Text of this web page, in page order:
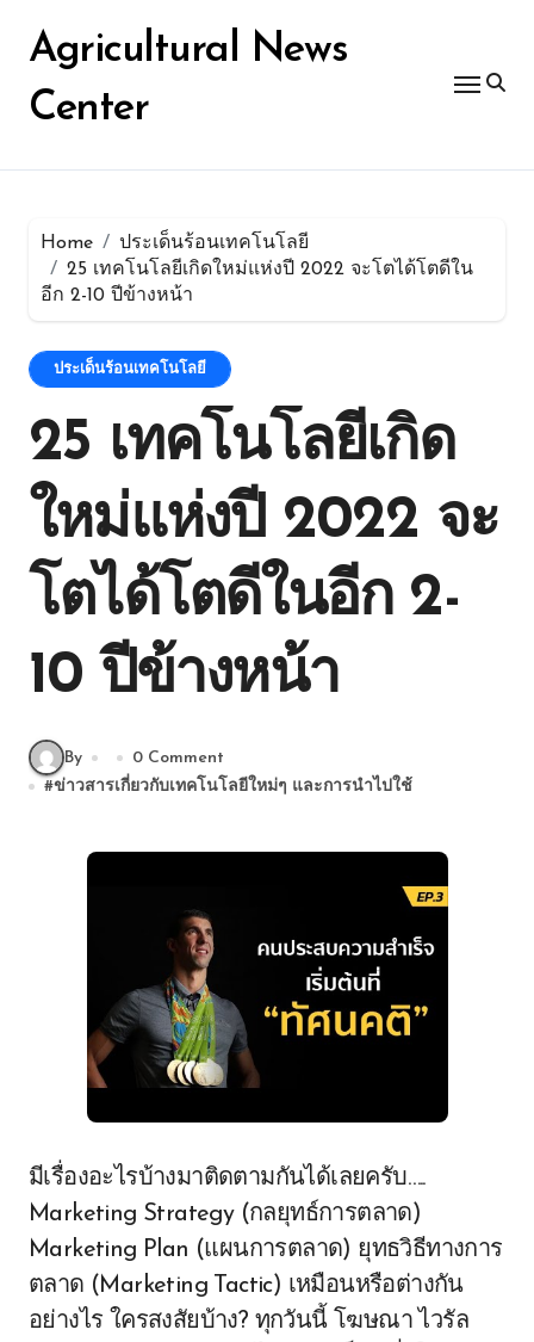
contentAgricultural News
Center
Home
ประเด็นร้อนเทคโนโลยี
25 เทคโนโลยีเกิดใหม่แห่งปี 2022 จะโตได้โตดีใน
อีก 2-10 ปีข้างหน้า
ประเด็นร้อนเทคโนโลยี
25 เทคโนโลยีเกิด
ใหม่แห่งปี 2022 จะ
โตได้โตดีในอีก 2-
10 ปีข้างหน้า
By
0 Comment
#ข่าวสารเกี่ยวกับเทคโนโลยีใหม่ๆ และการนำไปใช้
มีเรื่องอะไรบ้างมาติดตามกันได้เลยครับ…..
Marketing Strategy (กลยุทธ์การตลาด)
Marketing Plan (แผนการตลาด) ยุทธวิธีทางการ
ตลาด (Marketing Tactic) เหมือนหรือต่างกัน
อย่างไร ใครสงสัยบ้าง? ทุกวันนี้ โฆษณา ไวรัล